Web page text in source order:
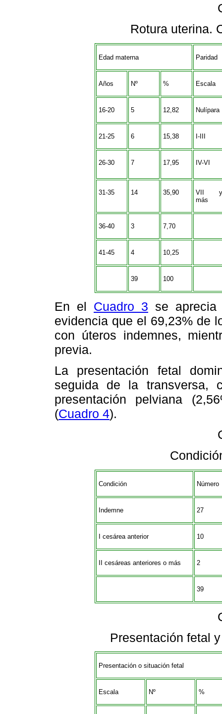
Rotura uterina.
Edad materna Paridad
Años Nº % Escala
16-20 5 12,82 Nulípara
21-25 6 15,38 I-III
26-30 7 17,95 IV-VI
31-35 14 35,90
VII y
más
36-40 3 7,70
41-45 4 10,25
39 100
En el Cuadro 3 se
evidencia que el 69,23% de
con úteros indemnes,
previa.
La presentación fetal
seguida de la transversa,
presentación pelviana
(Cuadro 4).
Condición Número
Indemne 27
I cesárea anterior 10
II cesáreas anteriores o más 2
39
Presentación fetal
Presentación o situación fetal
Escala Nº %